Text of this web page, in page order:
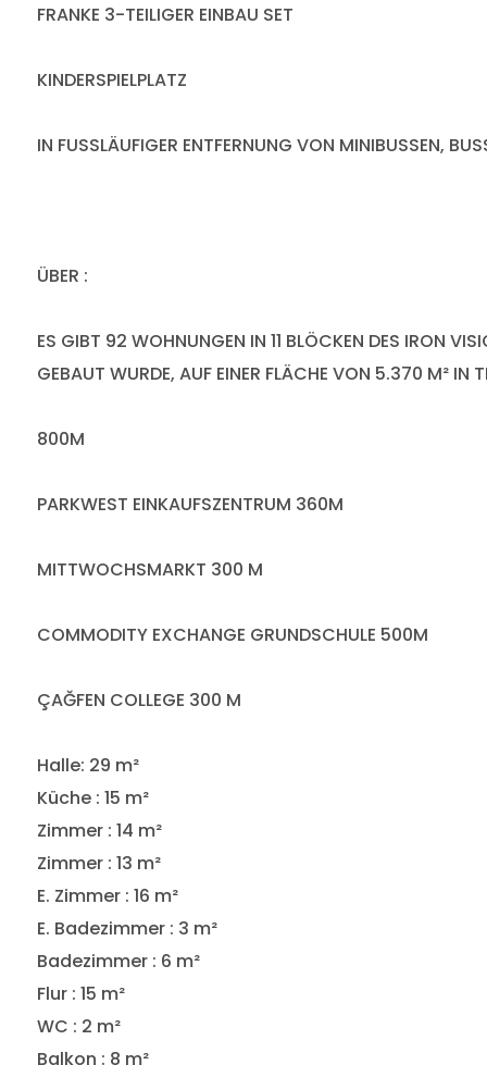
FRANKE 3-TEILIGER EINBAU SET
KINDERSPIELPLATZ
IN FUSSLÄUFIGER ENTFERNUNG VON MINIBUSSEN,
ÜBER :
ES GIBT 92 WOHNUNGEN IN 11 BLÖCKEN DES IRON
GEBAUT WURDE, AUF EINER FLÄCHE VON 5.370 M² IN
800M
PARKWEST EINKAUFSZENTRUM 360M
MITTWOCHSMARKT 300 M
COMMODITY EXCHANGE GRUNDSCHULE 500M
ÇAĞFEN COLLEGE 300 M
Halle: 29 m²
Küche : 15 m²
Zimmer : 14 m²
Zimmer : 13 m²
E. Zimmer : 16 m²
E. Badezimmer : 3 m²
Badezimmer : 6 m²
Flur : 15 m²
WC : 2 m²
Balkon : 8 m²